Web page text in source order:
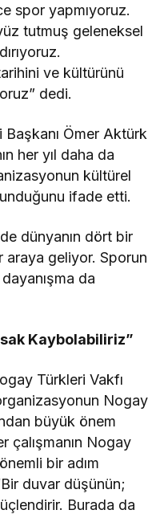
spor yapmıyoruz.
tutmuş geleneksel
ve kültürünü
dedi.
Ömer Aktürk
her yıl daha da
kültürel
ifade etti.
dünyanın dört bir
araya geliyor. Sporun
da
Kaybolabiliriz”
Türkleri Vakfı
Nogay
büyük önem
çalışmanın Nogay
bir adım
duvar düşünün;
Burada da